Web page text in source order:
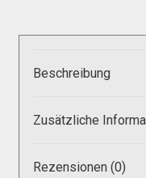
Beschreibung
Zusätzliche
Rezensionen (0)